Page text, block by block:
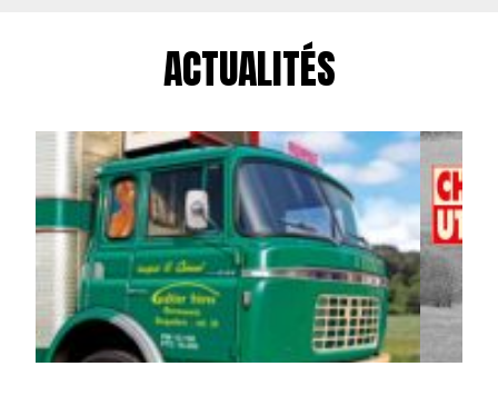
ACTUALITÉS